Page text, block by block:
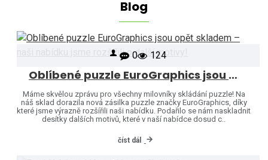
Blog
0 124
Oblíbené puzzle EuroGraphics jsou opět skladem – naši nabídku jsme rozšířili o další motivy!
Máme skvělou zprávu pro všechny milovníky skládání puzzle! Na
náš sklad dorazila nová zásilka puzzle značky EuroGraphics, díky
které jsme výrazně rozšířili naši nabídku. Podařilo se nám naskladnit
desítky dalších motivů, které v naší nabídce dosud c..
číst dál